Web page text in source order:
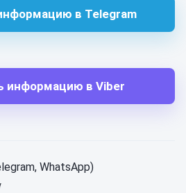
в Telegram
информацию в Viber
WhatsApp)